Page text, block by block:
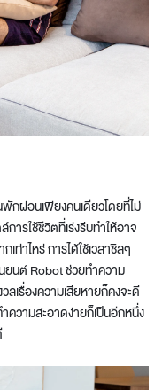
กผ่อนเพียงคนเดียวโดยที่ไม่
ารใช้ชีวิตที่เร่งรีบทำให้อาจ
ท่าไหร่ การได้ใช้เวลาชิลๆ
นต์ Robot ช่วยทำความ
ลเรื่องความเสียหายก็คงจะดี
ความสะอาดง่ายก็เป็นอีกหนึ่ง